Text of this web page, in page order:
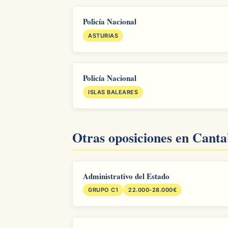
Policía Nacional
ASTURIAS
Policía Nacional
ISLAS BALEARES
Otras oposiciones en
Administrativo del Estado
GRUPO C1 22.000-28.000€